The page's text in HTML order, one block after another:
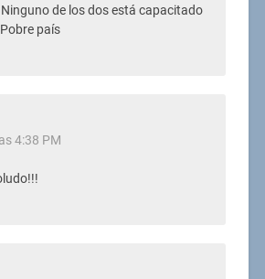
de los dos está capacitado
país
4:38 PM